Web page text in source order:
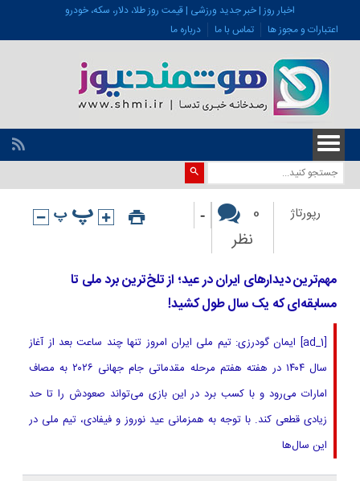
اخبار روز | خبر جدید ورزشی | قیمت روز طلا، دلار، سکه، خودرو
اعتبارات و مجوز ها
تماس با ما درباره ما
رپورتاژ
0
نظر
-
مهم‌ترین دیدارهای ایران در عید؛ از تلخ‌ترین برد ملی تا
مسابقه‌ای که یک سال طول کشید!
[ad_1] ایمان گودرزی: تیم ملی ایران امروز تنها چند ساعت بعد از آغاز
سال ۱۴۰۴ در هفته هفتم مرحله مقدماتی جام جهانی ۲۰۲۶ به مصاف
امارات می‌رود و با کسب برد در این بازی می‌تواند صعودش را تا حد
زیادی قطعی کند. با توجه به همزمانی عید نوروز و فیفادی، تیم ملی در
این سال‌ها